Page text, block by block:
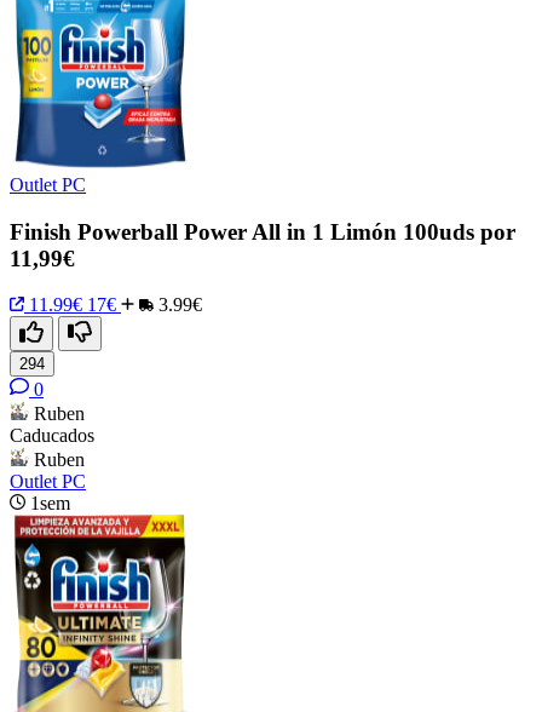
Outlet PC
Finish Powerball Power All in 1 Limón 100uds por
11,99€
11.99€ 17€ 3.99€
294
0
Ruben
Caducados
Ruben
Outlet PC
1sem